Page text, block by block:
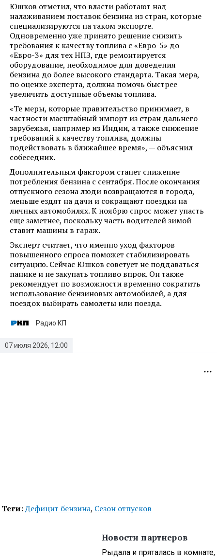
Юшков отметил, что власти работают над
налаживанием поставок бензина из стран, которые
специализируются на таком экспорте.
Одновременно уже принято решение снизить
требования к качеству топлива с «Евро-5» до
«Евро-3» для тех НПЗ, где ремонтируется
оборудование, необходимое для доведения
бензина до более высокого стандарта. Такая мера,
по оценке эксперта, должна помочь быстрее
увеличить доступные объемы топлива.
«Те меры, которые правительство принимает, в
частности масштабный импорт из стран дальнего
зарубежья, например из Индии, а также снижение
требований к качеству топлива, должны
подействовать в ближайшее время», — объяснил
собеседник.
Дополнительным фактором станет снижение
потребления бензина с сентября. После окончания
отпускного сезона люди возвращаются в города,
меньше ездят на дачи и сокращают поездки на
личных автомобилях. К ноябрю спрос может упасть
еще заметнее, поскольку часть водителей зимой
ставит машины в гараж.
Эксперт считает, что именно уход факторов
повышенного спроса поможет стабилизировать
ситуацию. Сейчас Юшков советует не поддаваться
панике и не закупать топливо впрок. Он также
рекомендует по возможности временно сократить
использование бензиновых автомобилей, а для
поездок выбирать самолеты или поезда.
07 июля 2026, 12:00
Радио КП
Теги:Дефицит бензина, Сезон отпусков
Новости партнеров
Рыдала и пряталась в комнате,